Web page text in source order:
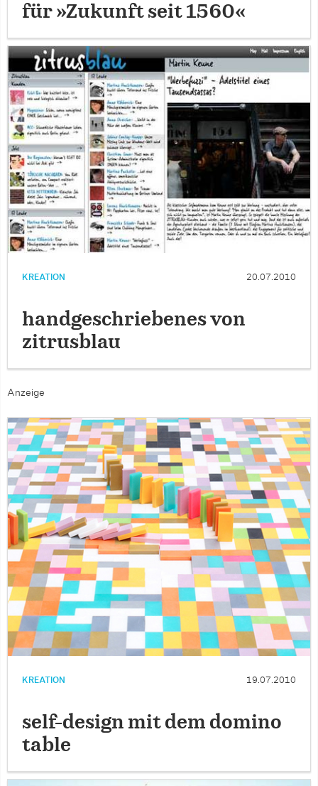
für »Zukunft seit 1560«
KREATION 20.07.2010
handgeschriebenes von
zitrusblau
Anzeige
KREATION 19.07.2010
self-design mit dem domino
table